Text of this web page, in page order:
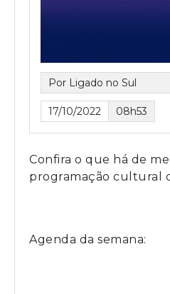
Por Ligado no Sul
17/10/2022 08h53
Confira o que há de
programação cultural
Agenda da semana: